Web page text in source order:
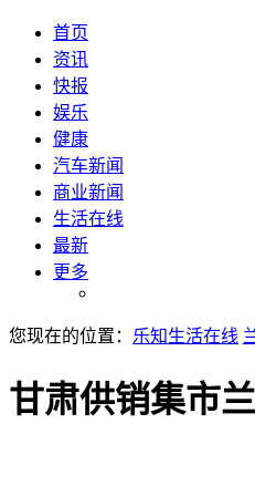
首页
资讯
快报
娱乐
健康
汽车新闻
商业新闻
生活在线
最新
更多
您现在的位置： 乐知生活在线
甘肃供销集市